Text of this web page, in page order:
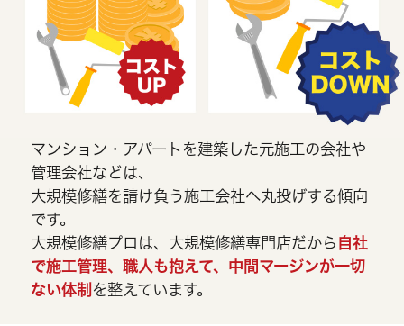
マンション・アパートを建築した元施工の会社や
管理会社などは、
大規模修繕を請け負う施工会社へ丸投げする傾向
です。
大規模修繕プロは、大規模修繕専門店だから 自社
で施工管理、職人も抱えて、中間マージンが一切
ない体制 を整えています。